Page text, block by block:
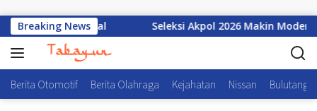
Breaking News
Nasional Seleksi Akpol 2026 Makin Modern, Nilai
Berita Otomotif Berita Olahraga Kejahatan Nissan